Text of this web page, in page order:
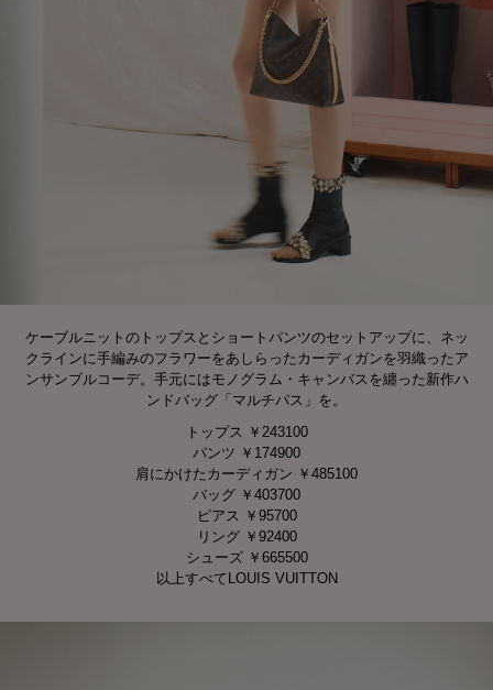
ケーブルニットのトップスとショートパンツのセットアップに、ネッ
クラインに手編みのフラワーをあしらったカーディガンを羽織ったア
ンサンブルコーデ。手元にはモノグラム・キャンバスを纏った新作ハ
ンドバッグ「マルチパス」を。
トップス ￥243100
パンツ ￥174900
肩にかけたカーディガン ￥485100
バッグ ￥403700
ピアス ￥95700
リング ￥92400
シューズ ￥665500
以上すべてLOUIS VUITTON